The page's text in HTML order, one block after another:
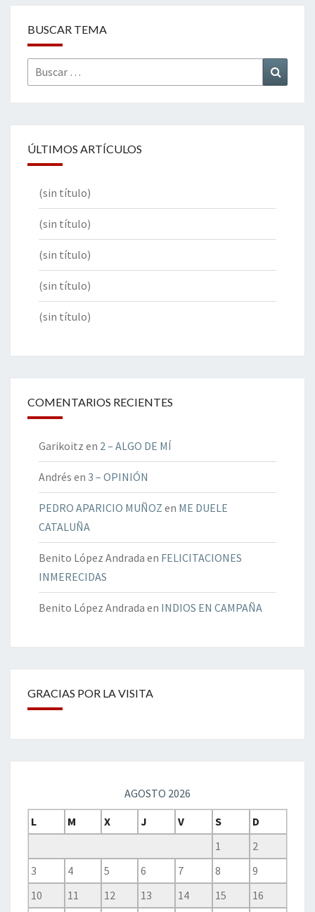
BUSCAR TEMA
Buscar
por:
ÚLTIMOS ARTÍCULOS
(sin título)
(sin título)
(sin título)
(sin título)
(sin título)
COMENTARIOS RECIENTES
Garikoitz en 2 – ALGO DE MÍ
Andrés en 3 – OPINIÓN
PEDRO APARICIO MUÑOZ en ME DUELE
CATALUÑA
Benito López Andrada en FELICITACIONES
INMERECIDAS
Benito López Andrada en INDIOS EN CAMPAÑA
GRACIAS POR LA VISITA
AGOSTO 2026
L
M X J V S
D
1
2
3
4 5 6 7 8
9
10
11 12 13 14 15
16